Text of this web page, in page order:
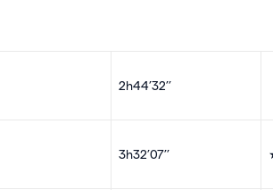
2h44’32’’
3h32’07’’